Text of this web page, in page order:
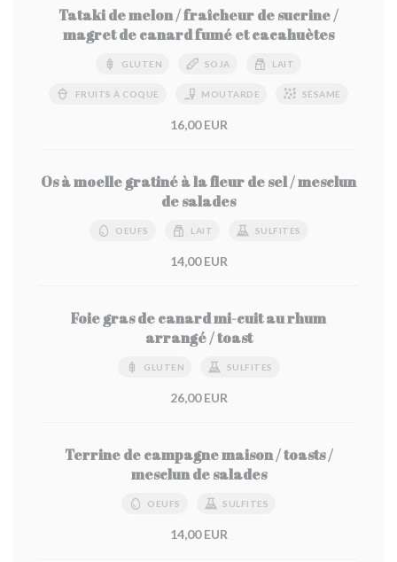
Tataki de melon / fraîcheur de sucrine /
magret de canard fumé et cacahuètes
GLUTEN SOJA LAIT
FRUITS À COQUE MOUTARDE SÉSAME
16,00 EUR
Os à moelle gratiné à la fleur de sel / mesclun
de salades
OEUFS LAIT SULFITES
14,00 EUR
Foie gras de canard mi-cuit au rhum
arrangé / toast
GLUTEN SULFITES
26,00 EUR
Terrine de campagne maison / toasts /
mesclun de salades
OEUFS SULFITES
14,00 EUR